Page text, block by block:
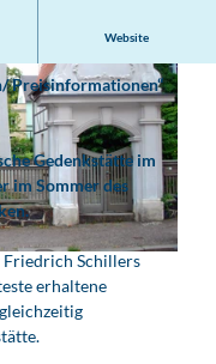
Website
Card / Leipzig Regio
Preisinformationen“
Gedenkstätte im
im Sommer des
Friedrich Schillers
erhaltene